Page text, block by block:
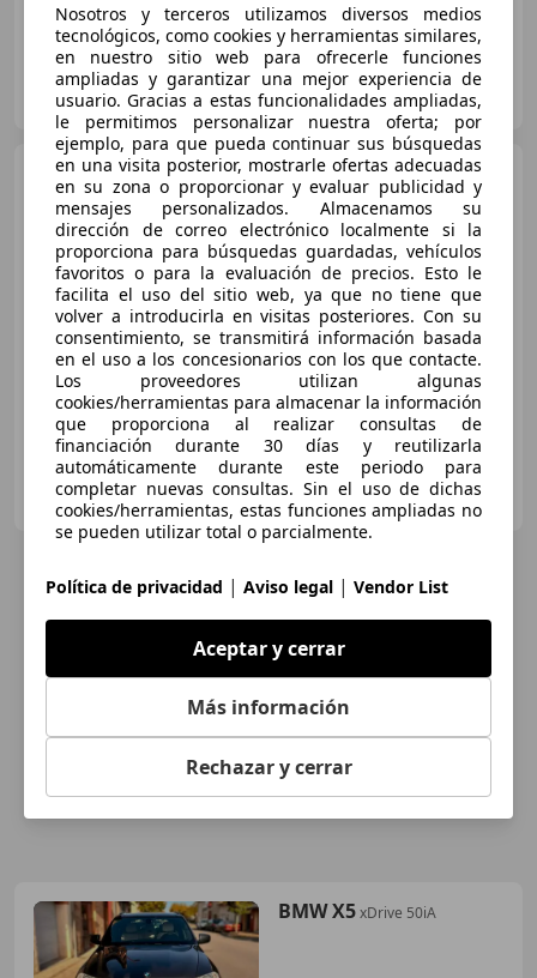
OCASIONPLUS LAS ROZAS II
ES-28232 LAS ROZAS
BMW X5xDrive 25dA
€ 20.639
Súper oferta
01/2018 229.055 km Diésel 170 kW (231 CV)
OCASIONPLUS SEVILLA CENTRO II
ES-41007 Sevilla
BMW X5xDrive 50iA
Nosotros y terceros utilizamos diversos medios
tecnológicos, como cookies y herramientas similares,
en nuestro sitio web para ofrecerle funciones
ampliadas y garantizar una mejor experiencia de
usuario. Gracias a estas funcionalidades ampliadas,
le permitimos personalizar nuestra oferta; por
ejemplo, para que pueda continuar sus búsquedas
en una visita posterior, mostrarle ofertas adecuadas
en su zona o proporcionar y evaluar publicidad y
mensajes personalizados. Almacenamos su
dirección de correo electrónico localmente si la
proporciona para búsquedas guardadas, vehículos
favoritos o para la evaluación de precios. Esto le
facilita el uso del sitio web, ya que no tiene que
volver a introducirla en visitas posteriores. Con su
consentimiento, se transmitirá información basada
en el uso a los concesionarios con los que contacte.
Los proveedores utilizan algunas
cookies/herramientas para almacenar la información
que proporciona al realizar consultas de
financiación durante 30 días y reutilizarla
automáticamente durante este periodo para
completar nuevas consultas. Sin el uso de dichas
cookies/herramientas, estas funciones ampliadas no
se pueden utilizar total o parcialmente.
Política de privacidad | Aviso legal | Vendor List
Aceptar y cerrar
Más información
Rechazar y cerrar